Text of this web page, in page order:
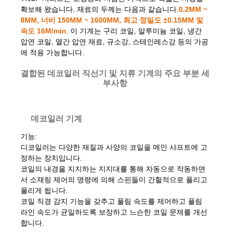
확보해 왔습니다. 재료의 두께는 다음과 같습니다. 0.2MM ~
8MM, 너비 150MM ~ 1600MM, 최고 정밀도 ±0.15MM 및
속도 16M/min . 이 기계는 구리 코일, 알루미늄 코일, 냉간
압연 코일, 열간 압연 재료, 규소강, 스테인레스강 등의 가공
에 적용 가능합니다.
결합된 데코일러 직선기 및 지류 기계의 주요 부분 세
부사항
데코일러 기계
기능:
디코일러는 다양한 재질과 사양의 코일을 메인 샤프트에 고
정하는 장치입니다.
코일의 내경을 지지하는 지지대를 통해 자동으로 작동하면
서 소재링 제어의 명령에 의해 스핀들이 간헐적으로 풀리고
풀리게 됩니다.
코일 직경 감지 기능을 갖추고 풀림 속도를 제어하고 풀림
라인 속도가 균일하도록 보장하고 느슨한 코일 문제를 개선
합니다.